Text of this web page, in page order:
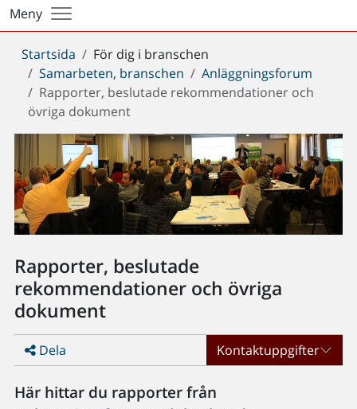
Meny
Du
är
här:
Startsida
För dig i branschen
Samarbeten, branschen
Anläggningsforum
Rapporter, beslutade rekommendationer och
övriga dokument
Rapporter, beslutade
rekommendationer och övriga
dokument
Dela Kontaktuppgifter
Här hittar du rapporter från